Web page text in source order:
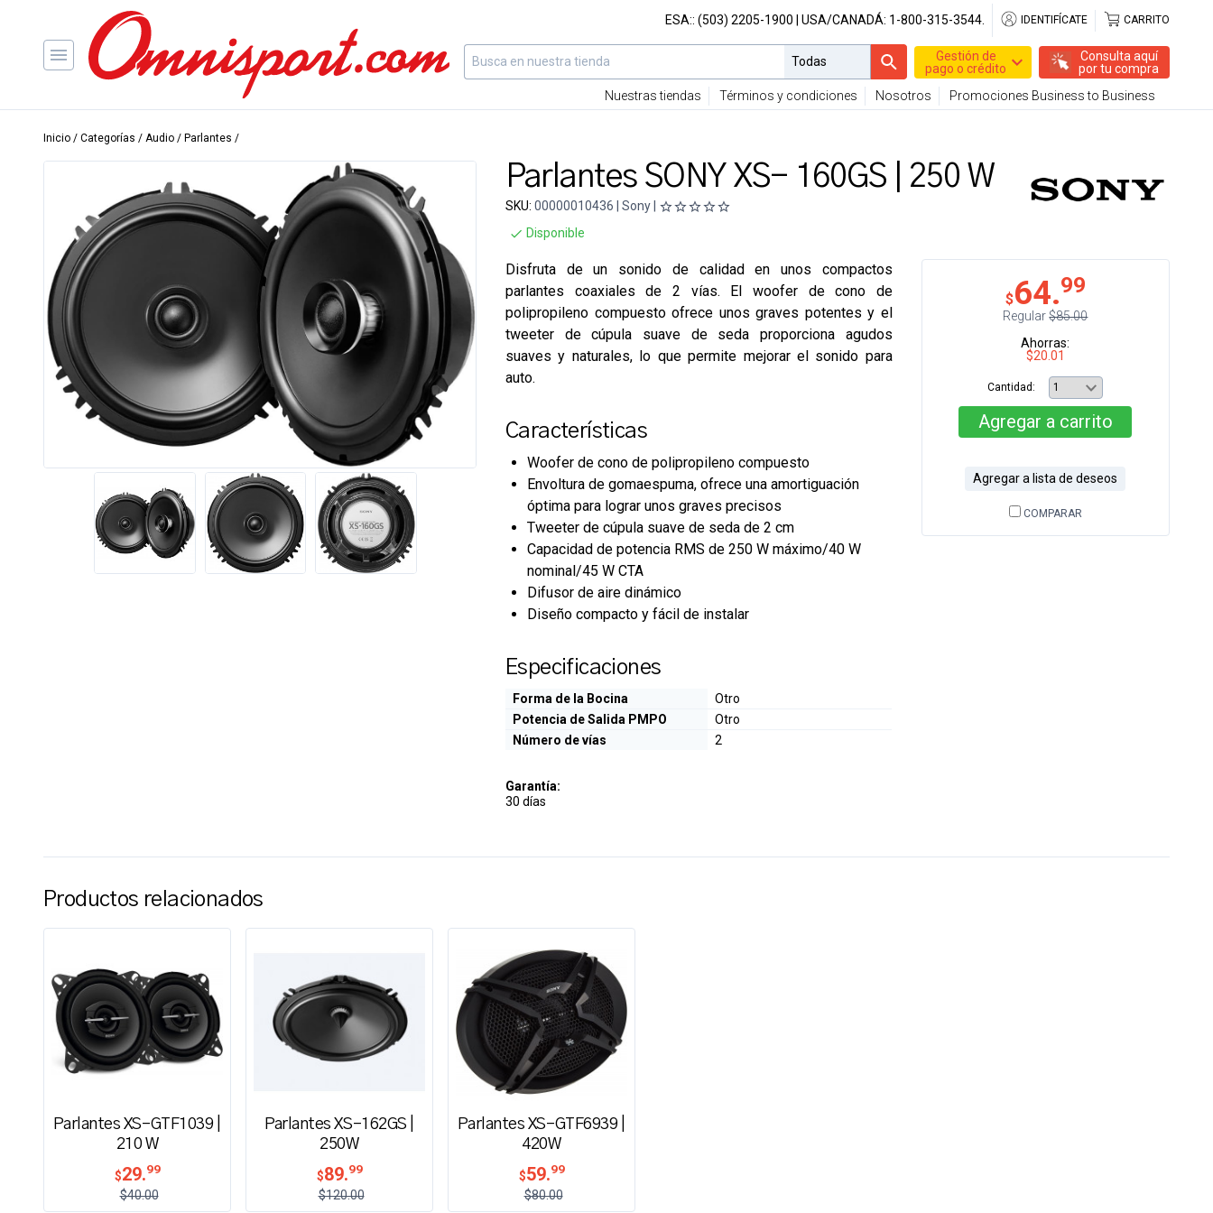
ESA:: (503) 2205-1900 | USA/CANADÁ: 1-800-315-3544. IDENTIFÍCATE CARRITO
Gestión de
pago o crédito
Consulta aquí
por tu compra
Nuestras tiendas
Términos y condiciones Nosotros Promociones Business to Business
Inicio / Categorías / Audio / Parlantes /
Parlantes SONY XS- 160GS | 250 W
SKU: 00000010436 | Sony |
Disponible
$64.99
Regular$85.00
Ahorras:
$20.01
Cantidad:
Agregar a carrito
Agregar a lista de deseos
COMPARAR
Disfruta de un sonido de calidad en unos compactos
parlantes coaxiales de 2 vías. El woofer de cono de
polipropileno compuesto ofrece unos graves potentes y el
tweeter de cúpula suave de seda proporciona agudos
suaves y naturales, lo que permite mejorar el sonido para
auto.
Características
Woofer de cono de polipropileno compuesto
Envoltura de gomaespuma, ofrece una amortiguación
óptima para lograr unos graves precisos
Tweeter de cúpula suave de seda de 2 cm
Capacidad de potencia RMS de 250 W máximo/40 W
nominal/45 W CTA
Difusor de aire dinámico
Diseño compacto y fácil de instalar
Especificaciones
Forma de la Bocina
Otro
Potencia de Salida PMPO
Otro
Número de vías
2
Garantía:
30 días
Productos relacionados
Parlantes XS-GTF1039 |
210 W
$29.99
$40.00
Parlantes XS-162GS |
250W
$89.99
$120.00
Parlantes XS-GTF6939 |
420W
$59.99
$80.00